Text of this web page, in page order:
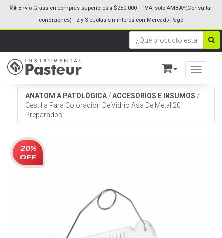
Toggle
Envío Gratis en compras superiores a $250.000 + IVA, solo AMBA*(Consultar
condiciones) - 2 y 3 cuotas sin interés con Mercado Pago
ANATOMÍA PATOLÓGICA / ACCESORIOS E INSUMOS /
Cestilla Para Coloración De Vidrio Asa De Metal 20
Preparados
20%
OFF